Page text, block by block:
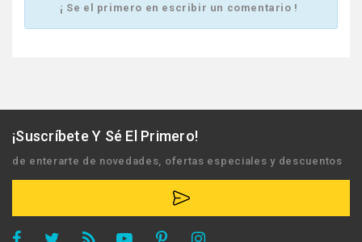
¡ Se el primero en escribir un comentario !
¡Suscríbete Y Sé El Primero!
de enterarte de novedades, ofertas especiales y descuentos